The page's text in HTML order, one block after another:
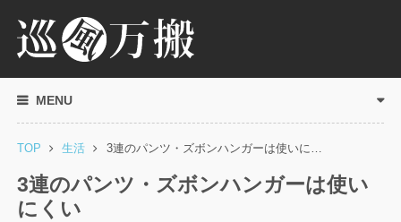
MENU
TOP 生活 3連のパンツ・ズボンハンガーは使いに…
3連のパンツ・ズボンハンガーは使い
にくい